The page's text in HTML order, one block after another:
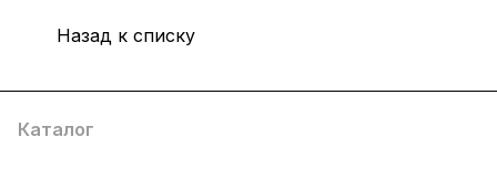
Назад к списку
Каталог